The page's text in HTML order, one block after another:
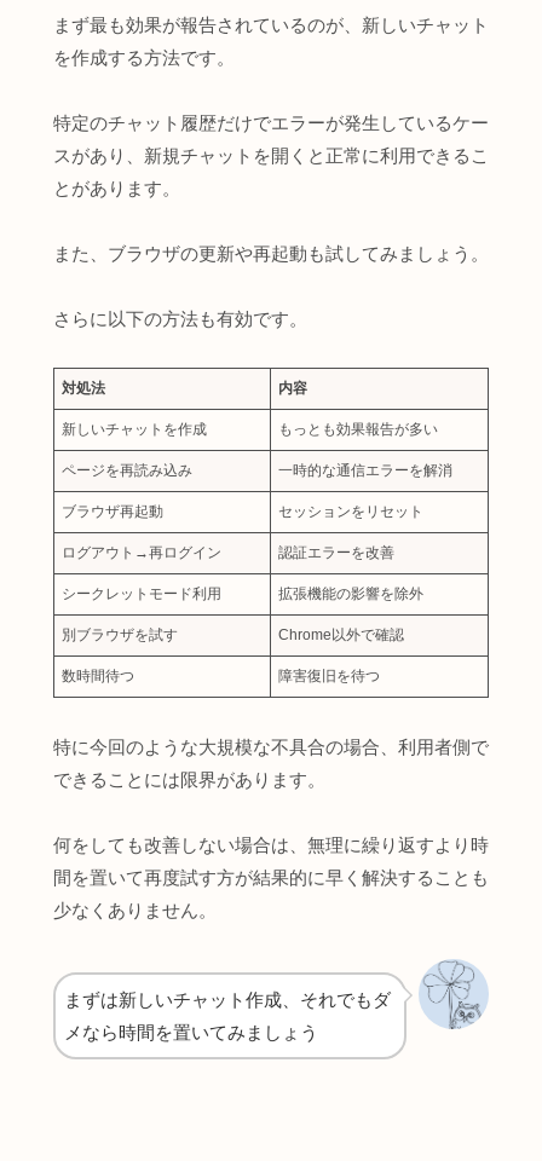
まず最も効果が報告されているのが、新しいチャット
を作成する方法です。
特定のチャット履歴だけでエラーが発生しているケー
スがあり、新規チャットを開くと正常に利用できるこ
とがあります。
また、ブラウザの更新や再起動も試してみましょう。
さらに以下の方法も有効です。
対処法 内容
新しいチャットを作成 もっとも効果報告が多い
ページを再読み込み 一時的な通信エラーを解消
ブラウザ再起動 セッションをリセット
ログアウト→再ログイン 認証エラーを改善
シークレットモード利用 拡張機能の影響を除外
別ブラウザを試す Chrome以外で確認
数時間待つ 障害復旧を待つ
特に今回のような大規模な不具合の場合、利用者側で
できることには限界があります。
何をしても改善しない場合は、無理に繰り返すより時
間を置いて再度試す方が結果的に早く解決することも
少なくありません。
まずは新しいチャット作成、それでもダ
メなら時間を置いてみましょう